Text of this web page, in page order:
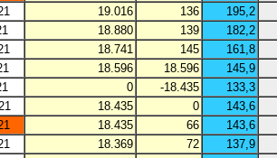
19.016 136
195,2
18.880 139
182,2
18.741 145
161,8
18.596 18.596
145,9
0 -18.435
133,3
18.435 0
143,6
18.435 66
143,6
18.369 72
137,9